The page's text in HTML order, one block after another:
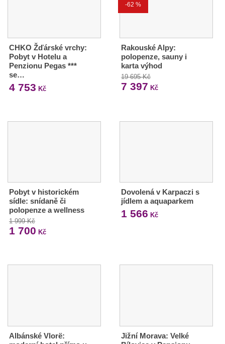
CHKO Žďárské vrchy:
Pobyt v Hotelu a
Penzionu Pegas ***
se…
4 753 Kč
-62 %
Rakouské Alpy:
polopenze, sauny i
karta výhod
19 695 Kč
7 397 Kč
Pobyt v historickém
sídle: snídaně či
polopenze a wellness
1 999 Kč
1 700 Kč
Dovolená v Karpaczi s
jídlem a aquaparkem
1 566 Kč
Albánské Vlorë:
Jižní Morava: Velké